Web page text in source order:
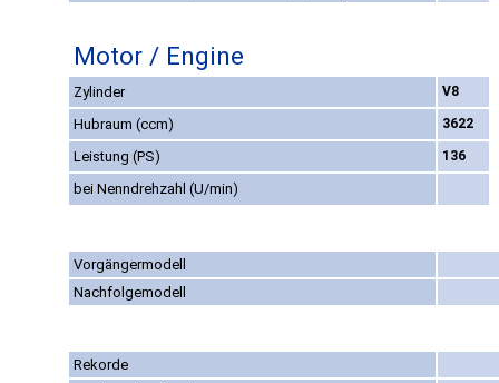
Motor / Engine
Zylinder V8
Hubraum (ccm) 3622
Leistung (PS) 136
bei Nenndrehzahl (U/min)
Vorgängermodell
Nachfolgemodell
Rekorde